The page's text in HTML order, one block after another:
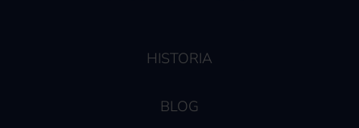
HISTORIA
BLOG